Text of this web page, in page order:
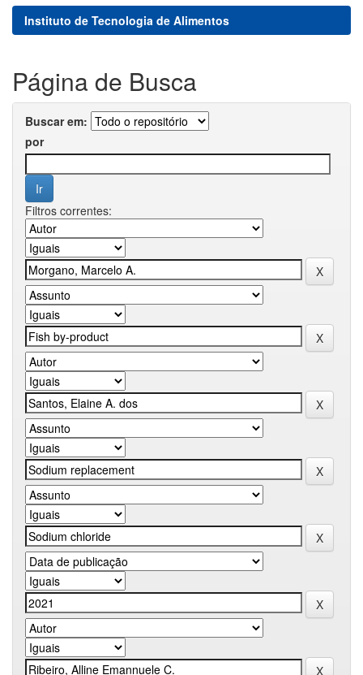
Instituto de Tecnologia de Alimentos
Página de Busca
Buscar em:
por
Filtros correntes: